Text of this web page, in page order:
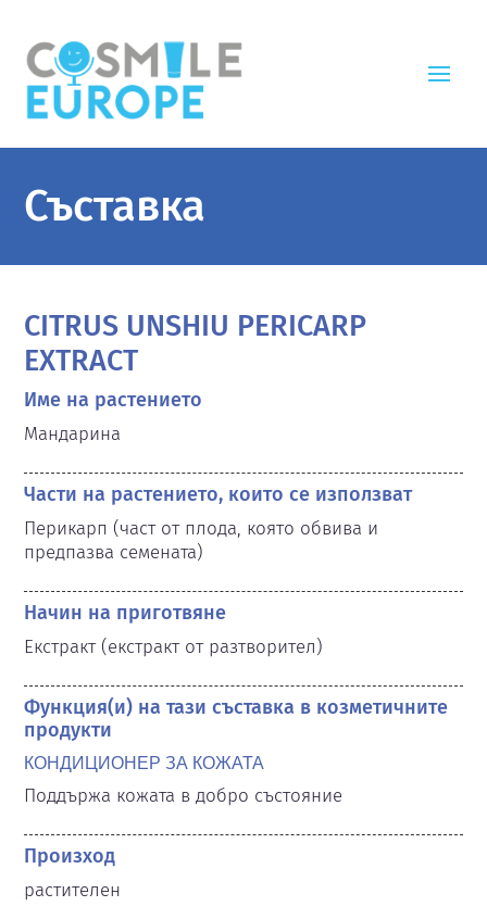
Съставка
CITRUS UNSHIU PERICARP
EXTRACT
Име на растението
Мандарина
Части на растението, които се използват
Перикарп (част от плода, която обвива и
предпазва семената)
Начин на приготвяне
Екстракт (екстракт от разтворител)
Функция(и) на тази съставка в козметичните
продукти
КОНДИЦИОНЕР ЗА КОЖАТА
Поддържа кожата в добро състояние
Произход
растителен